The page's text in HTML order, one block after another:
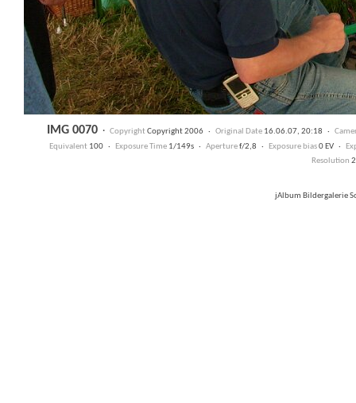
IMG 0070 · CopyrightCopyright 2006 · Original Date 16.06.07, 20:18 ·
Equivalent 100 · Exposure Time 1/149s · Aperturef/2,8 · Exposure bias0 EV ·
Resolution
jAlbum Bildergalerie